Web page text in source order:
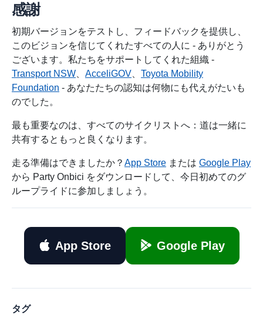
感謝
初期バージョンをテストし、フィードバックを提供し、
このビジョンを信じてくれたすべての人に - ありがとう
ございます。私たちをサポートしてくれた組織 -
Transport NSW
AcceliGOV
Toyota Mobility
Foundation - あなたたちの認知は何物にも代えがたいも
のでした。
最も重要なのは、すべてのサイクリストへ：道は一緒に
共有するともっと良くなります。
走る準備はできましたか？ App Store または Google Play
から Party Onbici をダウンロードして、今日初めてのグ
ループライドに参加しましょう。
App Store Google Play
タグ